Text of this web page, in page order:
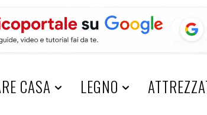
CASA LEGNO